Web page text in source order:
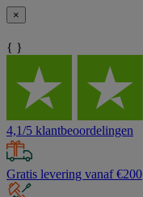
×
{ }
4,1/5 klantbeoordelingen
Gratis levering vanaf €200